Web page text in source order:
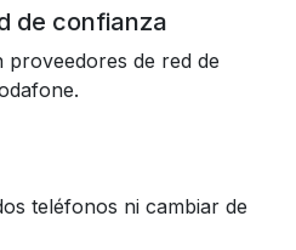
de confianza
proveedores de red de
teléfonos ni cambiar de